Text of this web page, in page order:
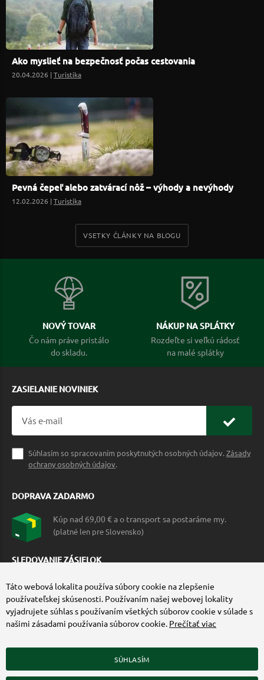
Ako myslieť na bezpečnosť počas cestovania
20.04.2026 |Turistika
Pevná čepeľ alebo zatvárací nôž – výhody a nevýhody
12.02.2026 |Turistika
VSETKY ČLÁNKY NA BLOGU
NOVÝ TOVAR
Čo nám práve pristálo
do skladu.
NÁKUP NA SPLÁTKY
Rozdeľte si veľkú rádosť
na malé splátky
ZASIELANIE NOVINIEK
Súhlasím so spracovaním poskytnutých osobných údajov.Zásady
ochrany osobných údajov.
DOPRAVA ZADARMO
Kúp nad 69,00 € a o transport sa postaráme my.
(platné len pre Slovensko)
SLEDOVANIE ZÁSIELOK
ZÍSKAJTE VIAC O COMMANDO.SK
Táto webová lokalita používa súbory cookie na zlepšenie
používateľskej skúsenosti. Používaním našej webovej lokality
vyjadrujete súhlas s používaním všetkých súborov cookie v súlade s
našimi zásadami používania súborov cookie. Prečítať viac
SÚHLASÍM